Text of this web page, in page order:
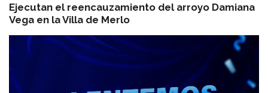
Ejecutan el reencauzamiento del arroyo Damiana
Vega en la Villa de Merlo